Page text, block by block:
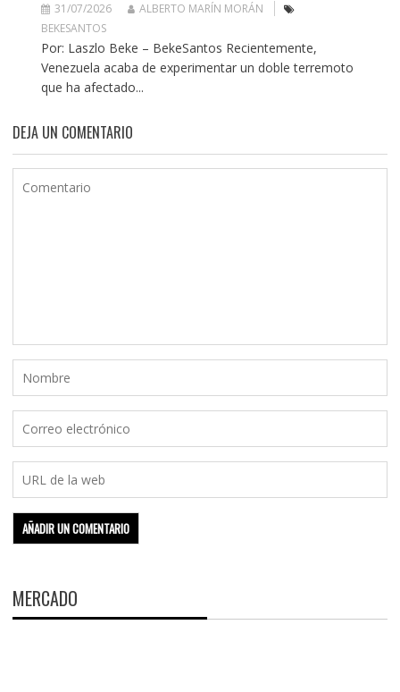
31/07/2026
ALBERTO MARÍN MORÁN
BEKESANTOS
Por: Laszlo Beke – BekeSantos Recientemente,
Venezuela acaba de experimentar un doble terremoto
que ha afectado...
DEJA UN COMENTARIO
MERCADO